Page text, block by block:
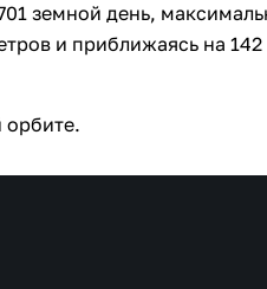
земной день,
и приближаясь на
орбите.